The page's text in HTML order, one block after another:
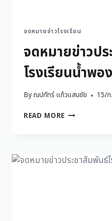
จดหมายข่าวโรงเรียน
จดหมายข่าวป
โรงเรียนน้ำพอง
Byณปภัทร์ แก้วแสนชัย 15/
READ MORE